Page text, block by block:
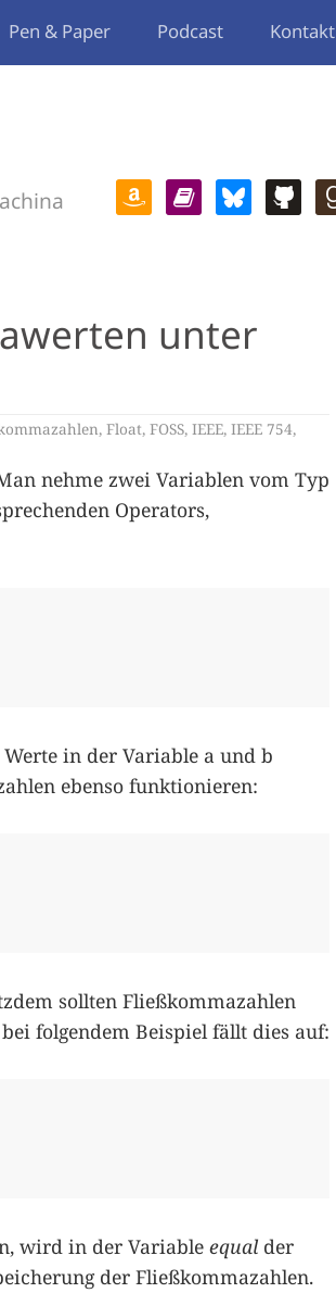
Pen & Paper Podcast Kontakt
unter
, Float, FOSS, IEEE, IEEE 754,
nehme zwei Variablen vom Typ
Operators,
Werte in der Variable a und b
ebenso funktionieren:
sollten Fließkommazahlen
folgendem Beispiel fällt dies auf:
wird in der Variable equal der
der Fließkommazahlen.